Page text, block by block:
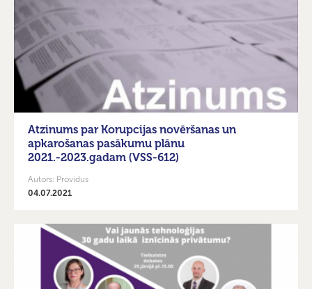
Atzinums par Korupcijas novēršanas un
apkarošanas pasākumu plānu
2021.-2023.gadam (VSS-612)
Autors: Providus
04.07.2021